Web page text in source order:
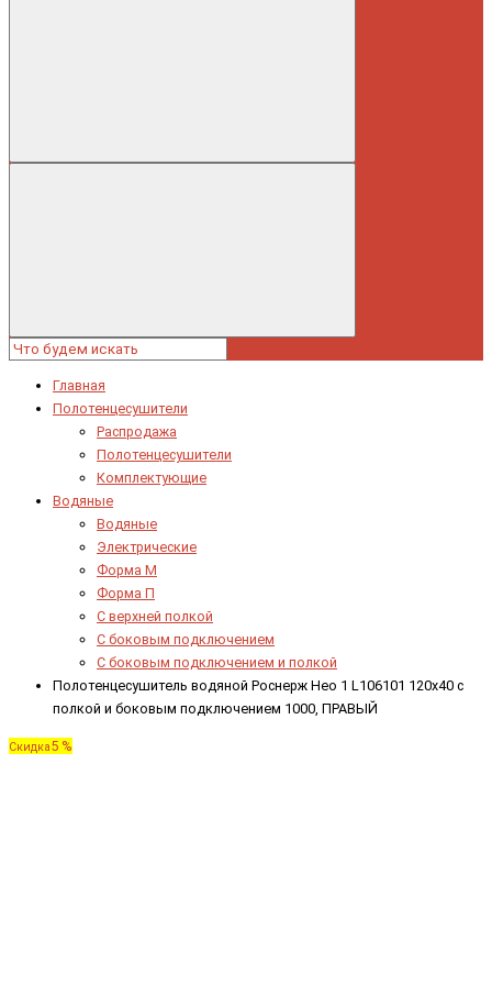
Главная
Полотенцесушители
Распродажа
Полотенцесушители
Комплектующие
Водяные
Водяные
Электрические
Форма М
Форма П
C верхней полкой
C боковым подключением
C боковым подключением и полкой
Полотенцесушитель водяной Роснерж Нео 1 L106101 120x40 с
полкой и боковым подключением 1000, ПРАВЫЙ
Скидка5 %